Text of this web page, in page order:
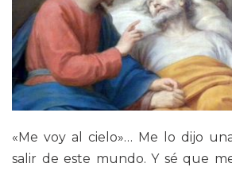
«Me voy al cielo»… Me lo dijo
salir de este mundo. Y sé que